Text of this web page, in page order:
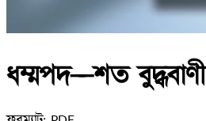
ধম্মপদ—শত বুদ্ধবাণী